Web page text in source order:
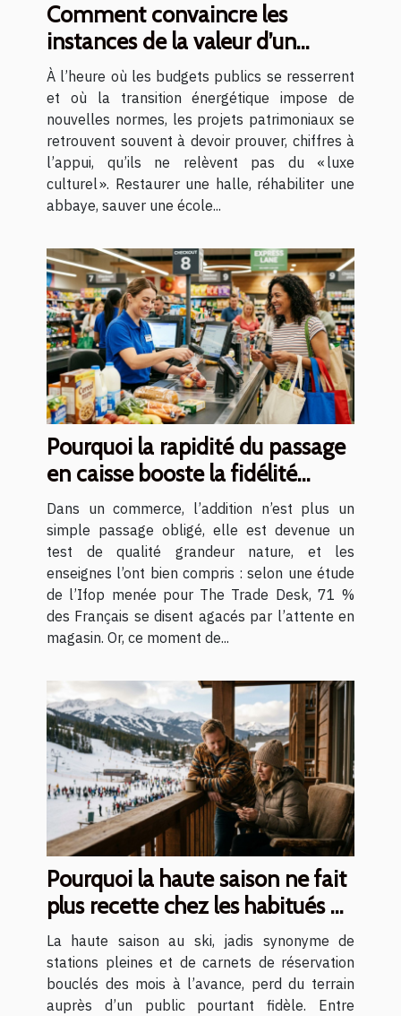
Comment convaincre les
instances de la valeur d’un
projet patrimonial
À l’heure où les budgets publics se resserrent
et où la transition énergétique impose de
nouvelles normes, les projets patrimoniaux se
retrouvent souvent à devoir prouver, chiffres à
l’appui, qu’ils ne relèvent pas du « luxe
culturel ». Restaurer une halle, réhabiliter une
abbaye, sauver une école...
Pourquoi la rapidité du passage
en caisse booste la fidélité
client
Dans un commerce, l’addition n’est plus un
simple passage obligé, elle est devenue un
test de qualité grandeur nature, et les
enseignes l’ont bien compris : selon une étude
de l’Ifop menée pour The Trade Desk, 71 %
des Français se disent agacés par l’attente en
magasin. Or, ce moment de...
Pourquoi la haute saison ne fait
plus recette chez les habitués du
ski
La haute saison au ski, jadis synonyme de
stations pleines et de carnets de réservation
bouclés des mois à l’avance, perd du terrain
auprès d’un public pourtant fidèle. Entre